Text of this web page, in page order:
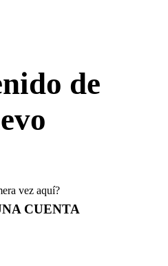
de
vez aquí?
CUENTA